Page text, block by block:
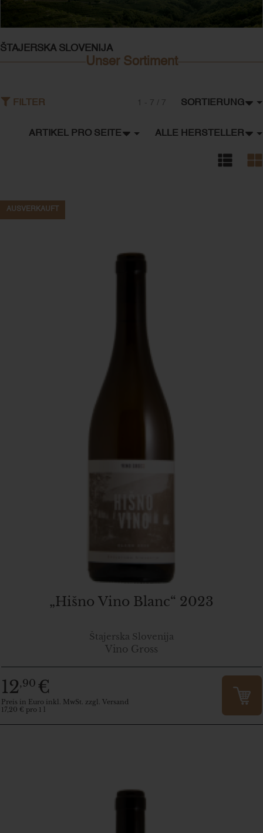
ŠTAJERSKA SLOVENIJA
Unser Sortiment
FILTER 1 - 7 / 7 SORTIERUNG
ARTIKEL PRO SEITE ALLE HERSTELLER
AUSVERKAUFT
„Hišno Vino Blanc“ 2023
Štajerska Slovenija
Vino Gross
12,90 €
Preis in Euro inkl. MwSt. zzgl. Versand
17,20 € pro 1 l